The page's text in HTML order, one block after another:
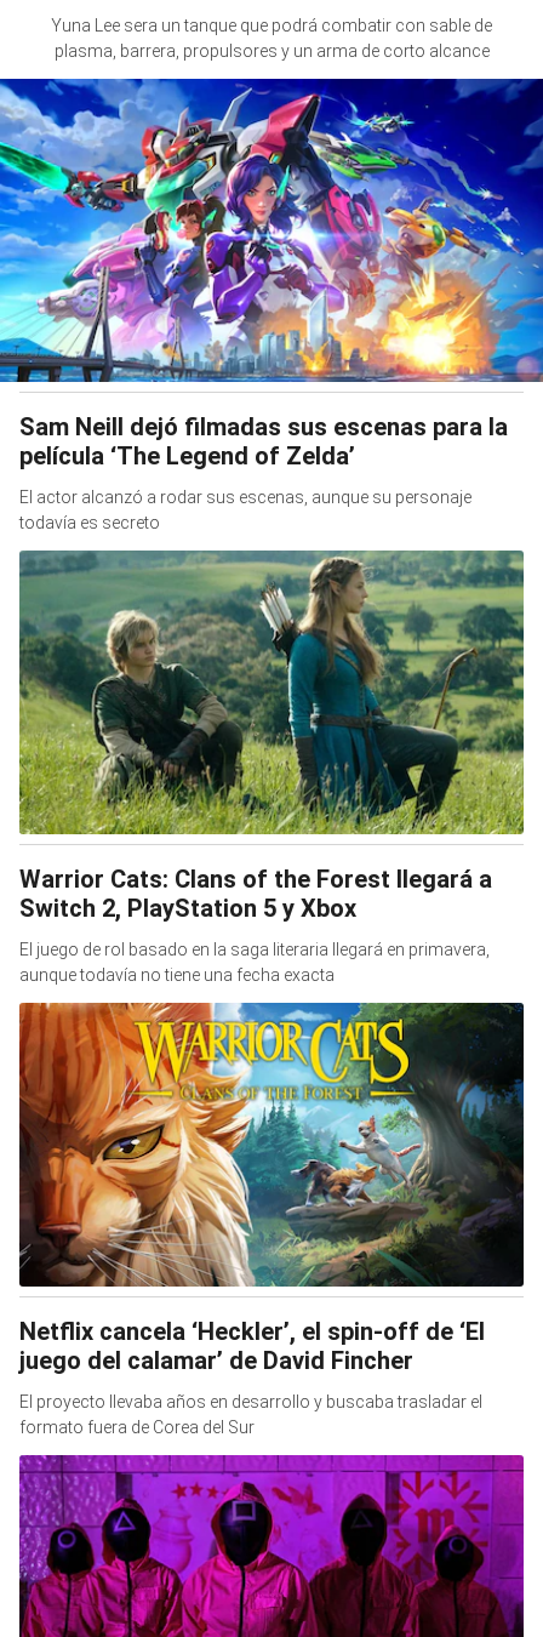
Yuna Lee sera un tanque que podrá combatir con sable de
plasma, barrera, propulsores y un arma de corto alcance
Sam Neill dejó filmadas sus escenas para la
película ‘The Legend of Zelda’
El actor alcanzó a rodar sus escenas, aunque su personaje
todavía es secreto
Warrior Cats: Clans of the Forest llegará a
Switch 2, PlayStation 5 y Xbox
El juego de rol basado en la saga literaria llegará en primavera,
aunque todavía no tiene una fecha exacta
Netflix cancela ‘Heckler’, el spin-off de ‘El
juego del calamar’ de David Fincher
El proyecto llevaba años en desarrollo y buscaba trasladar el
formato fuera de Corea del Sur